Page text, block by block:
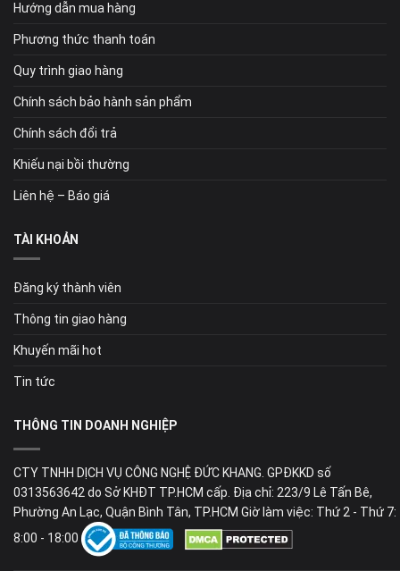
Hướng dẫn mua hàng
Phương thức thanh toán
Quy trình giao hàng
Chính sách bảo hành sản phẩm
Chính sách đổi trả
Khiếu nại bồi thường
Liên hệ – Báo giá
TÀI KHOẢN
Đăng ký thành viên
Thông tin giao hàng
Khuyến mãi hot
Tin tức
THÔNG TIN DOANH NGHIỆP
CTY TNHH DỊCH VỤ CÔNG NGHỆ ĐỨC KHANG. GPĐKKD số
0313563642 do Sở KHĐT TP.HCM cấp. Địa chỉ: 223/9 Lê Tấn Bê,
Phường An Lạc, Quận Bình Tân, TP.HCM Giờ làm việc: Thứ 2 - Thứ 7:
8:00 - 18:00